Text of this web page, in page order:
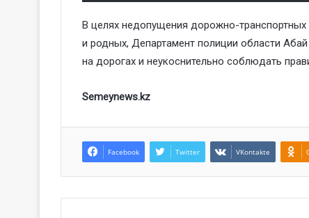
В целях недопущения дорожно-
и родных, Департамент полиции области
на дорогах и неукоснительно соблюдать
Semeynews.kz
Facebook Twitter VKontakte